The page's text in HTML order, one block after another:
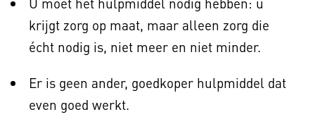
krijgt zorg op maat, maar alleen zorg die
écht nodig is, niet meer en niet minder.
Er is geen ander, goedkoper hulpmiddel dat
even goed werkt.